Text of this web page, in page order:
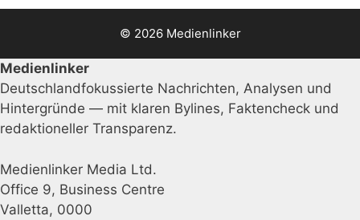
© 2026 Medienlinker
Medienlinker
Deutschlandfokussierte Nachrichten, Analysen und
Hintergründe — mit klaren Bylines, Faktencheck und
redaktioneller Transparenz.
Medienlinker Media Ltd.
Office 9, Business Centre
Valletta, 0000